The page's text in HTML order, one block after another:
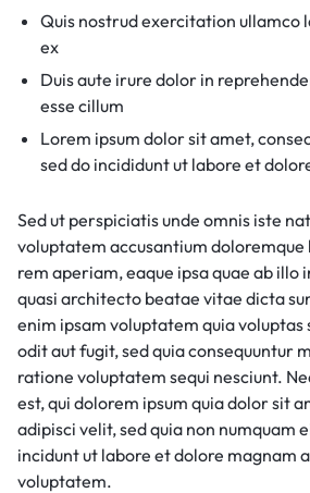
Quis nostrud exercitation ullamco
ex
Duis aute irure dolor in
esse cillum
Lorem ipsum dolor sit amet,
sed do incididunt ut labore et
Sed ut perspiciatis unde omnis iste
voluptatem accusantium
rem aperiam, eaque ipsa quae ab
quasi architecto beatae vitae dicta
enim ipsam voluptatem quia
odit aut fugit, sed quia consequuntur
ratione voluptatem sequi nesciunt.
est, qui dolorem ipsum quia dolor sit
adipisci velit, sed quia non numquam
incidunt ut labore et dolore magnam
voluptatem.